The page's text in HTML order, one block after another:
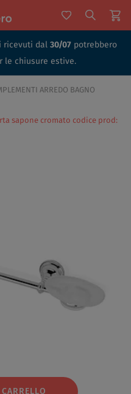
ricevuti dal 30/07 potrebbero
le chiusure estive.
ARREDO BAGNO
sapone cromato codice prod: